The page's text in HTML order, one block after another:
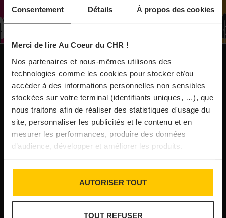
Consentement Détails À propos des cookies
Merci de lire Au Coeur du CHR !
Nos partenaires et nous-mêmes utilisons des
technologies comme les cookies pour stocker et/ou
accéder à des informations personnelles non sensibles
stockées sur votre terminal (identifiants uniques, …), que
nous traitons afin de réaliser des statistiques d'usage du
site, personnaliser les publicités et le contenu et en
mesurer les performances, produire des données
d’audience, développer et améliorer les produits.
AUTORISER TOUT
TOUT REFUSER
maison de collectionneur
31/07/2026
Vins fins : la Chine affiche ses ambitions
31/07/2026
Brasserie Dupont : la bière saison, mais pas
que…
Incendies : l’aide d’urgence rehaussée à 8 000 €
pour les indépendants, l’autoroute A63 réouverte
NOS PUBLICATIONS